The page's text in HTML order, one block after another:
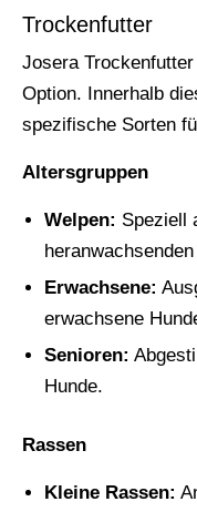
Trockenfutter
Josera
Option. Innerhalb
spezifische Sorten
Altersgruppen
Welpen: Speziell
Erwachsene:
erwachsene
Senioren:
Hunde.
Rassen
Kleine Rassen: